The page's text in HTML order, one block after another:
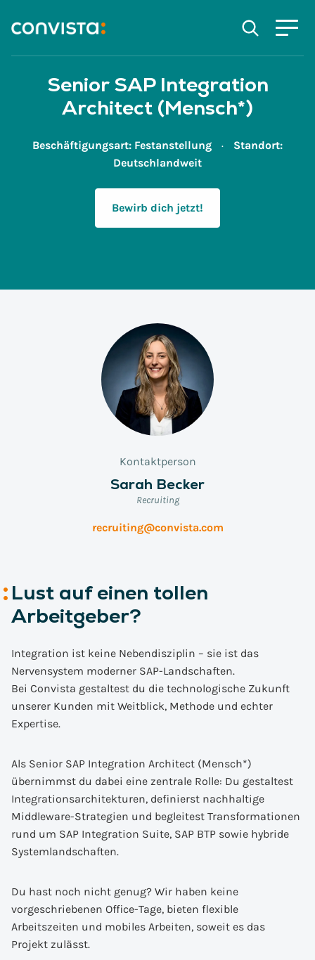
Suchen
Senior SAP Integration
Architect (Mensch*)
Beschäftigungsart: Festanstellung
Standort:
Deutschlandweit
Bewirb dich jetzt!
Kontaktperson
Sarah Becker
Recruiting
recruiting@convista.com
Lust auf einen tollen
Arbeitgeber?
Integration ist keine Nebendisziplin – sie ist das
Nervensystem moderner SAP-Landschaften.
Bei Convista gestaltest du die technologische Zukunft
unserer Kunden mit Weitblick, Methode und echter
Expertise.
Als Senior SAP Integration Architect (Mensch*)
übernimmst du dabei eine zentrale Rolle: Du gestaltest
Integrationsarchitekturen, definierst nachhaltige
Middleware-Strategien und begleitest Transformationen
rund um SAP Integration Suite, SAP BTP sowie hybride
Systemlandschaften.
Du hast noch nicht genug? Wir haben keine
vorgeschriebenen Office-Tage, bieten flexible
Arbeitszeiten und mobiles Arbeiten, soweit es das
Projekt zulässt.